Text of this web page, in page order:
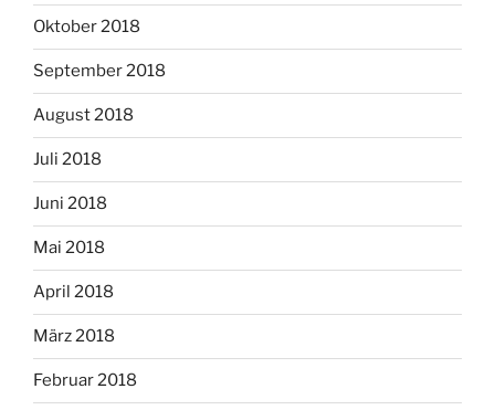
Oktober 2018
September 2018
August 2018
Juli 2018
Juni 2018
Mai 2018
April 2018
März 2018
Februar 2018